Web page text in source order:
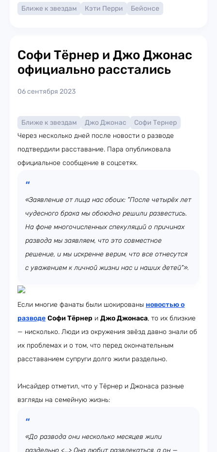
Ближе к звездам Кэти Перри Бейонсе
Софи Тёрнер и Джо Джонас
официально расстались
06 сентября 2023
Ближе к звездам Джо Джонас
Софи Тернер
Через несколько дней после новости о разводе
подтвердили расставание. Пара опубликовала
официальное сообщение в соцсетях.
«Заявление от лица нас обоих: "После четырёх лет
чудесного брака мы обоюдно решили развестись.
На фоне многочисленных спекуляций о причинах
развода мы заявляем, что это совместное
решение, и мы искренне верим, что все отнесутся
с уважением к личной жизни нас и наших детей"».
Если многие фанаты были шокированы новостью о
разводе Софи Тёрнер и Джо Джонаса, то их близкие
— нисколько. Люди из окружения звёзд давно знали об
их проблемах и о том, что перед окончательным
расставанием супруги долго жили раздельно.
Инсайдер отметил, что у Тёрнер и Джонаса разные
взгляды на семейную жизнь:
«До развода они несколько месяцев жили
раздельно <…> Она любит развлекаться, а он —